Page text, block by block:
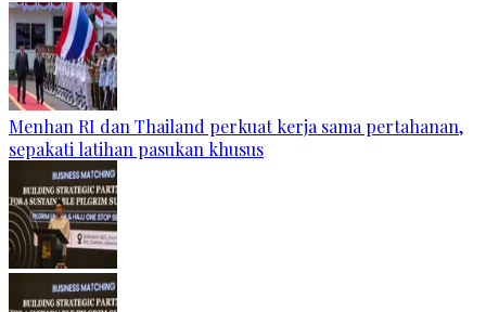
Menhan RI dan Thailand perkuat kerja sama pertahanan,
sepakati latihan pasukan khusus